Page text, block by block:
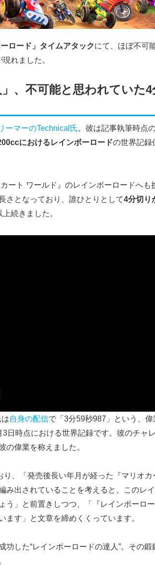
ロード」タイムアタックにて、ほぼ不可
れました。
、不可能と思われていた4
ーマーのTechnical氏。彼は記事執筆時点
におけるレインボーロードの世界記録
ート ワールド』のレインボーロードへも
さとなっており、誰ひとりとして4分切り
続きました。
自身の配信で「3分59秒987」という、偉
日時点における世界記録です。彼のチャ
の偉業を称えました。
り、「発売後長い年月が経った『マリオカ
み出されていることを考えると、このレ
う」と前置きしつつ、「『レインボーロ
ます」と文章を締めくくっています。
功した“レインボーロードの達人”。その鍛